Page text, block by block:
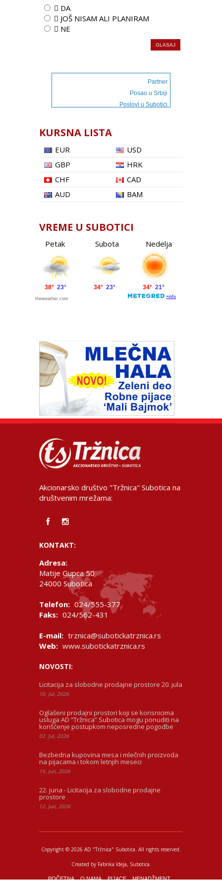
 DA
 JOŠ NISAM ALI PLANIRAM
 NE
Partner
Posao u Srbiji
Poslovi u Subotici
KURSNA LISTA
EUR
USD
GBP
HRK
CHF
CAD
AUD
BAM
VREME U SUBOTICI
Petak Subota Nedelja
Akcionarsko društvo "Tržnica" Subotica na
društvenim mrežama:
KONTAKT:
Adresa:
Matije Gupca 50
24000 Subotica
Telefon: 024/555-377
Faks: 024/562-431
E-mail: trznica@subotickatrznica.rs
Web: www.subotickatrznica.rs
NOVOSTI:
Licitacija za slobodne prodajne prostore 20. jula
10. Jul, 2026
Oglašeni prodajni prostori koji se korisnicima
usluga AD “Tržnica” Subotica mogu ponuditi na
korišćenje postupkom neposredne pogodbe
02. Jul, 2026
Bezbedna kupovina mesa i mlečnih proizvoda
na pijacama i tokom letnjih meseci
15. Jun, 2026
22. juna - Licitacija za slobodne prodajne
prostore
12. Jun, 2026
Copyright © 2026 AD "Tržnica" Subotica. All rights reserved.
Created by Fabrika Ideja, Subotica.
POČETNA O NAMA PIJACE MENADŽMENT